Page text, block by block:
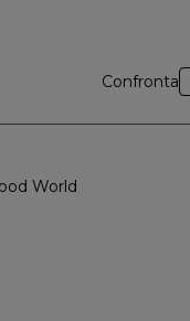
Confronta
World